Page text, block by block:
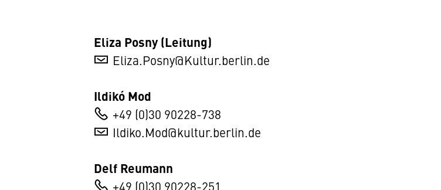
Eliza Posny (Leitung)
Eliza.Posny@Kultur.berlin.de
Ildikó Mod
+49 (0)30 90228-738
Ildiko.Mod@kultur.berlin.de
Delf Reumann
+49 (0)30 90228-251